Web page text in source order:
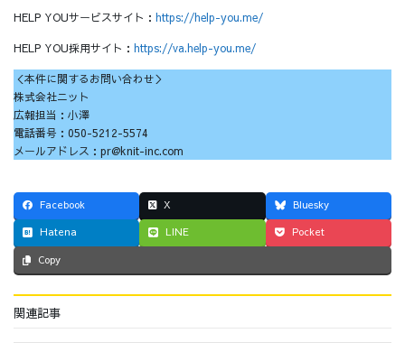
HELP YOUサービスサイト： https://help-you.me/
HELP YOU採用サイト： https://va.help-you.me/
＜本件に関するお問い合わせ＞
株式会社ニット
広報担当：小澤
電話番号：050-5212-5574
メールアドレス：pr@knit-inc.com
Facebook X
Bluesky
Hatena
LINE Pocket
Copy
関連記事